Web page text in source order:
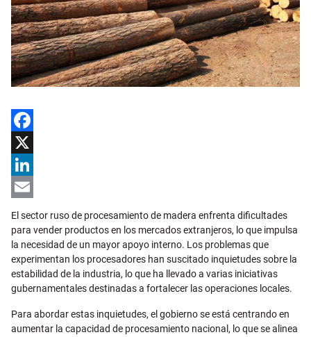
Facebook
X
LinkedIn
Email
El sector ruso de procesamiento de madera enfrenta dificultades
para vender productos en los mercados extranjeros, lo que impulsa
la necesidad de un mayor apoyo interno. Los problemas que
experimentan los procesadores han suscitado inquietudes sobre la
estabilidad de la industria, lo que ha llevado a varias iniciativas
gubernamentales destinadas a fortalecer las operaciones locales.
Para abordar estas inquietudes, el gobierno se está centrando en
aumentar la capacidad de procesamiento nacional, lo que se alinea